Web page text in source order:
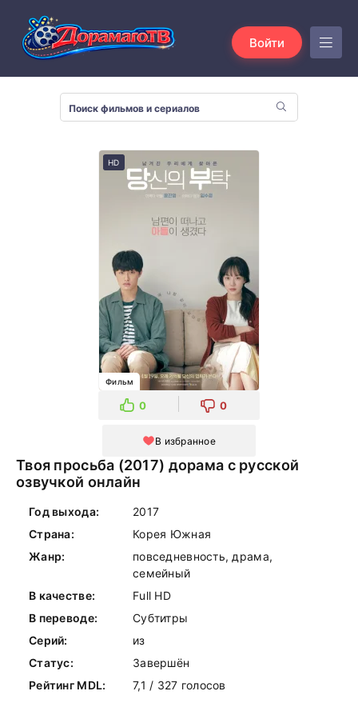
Войти
HD
Фильм
0 0
В избранное
Твоя просьба (2017) дорама с русской
озвучкой онлайн
Год выхода:
2017
Страна:
Корея Южная
Жанр:
повседневность, драма,
семейный
В качестве:
Full HD
В переводе:
Субтитры
Серий:
из
Статус:
Завершён
Рейтинг MDL:
7,1 / 327 голосов